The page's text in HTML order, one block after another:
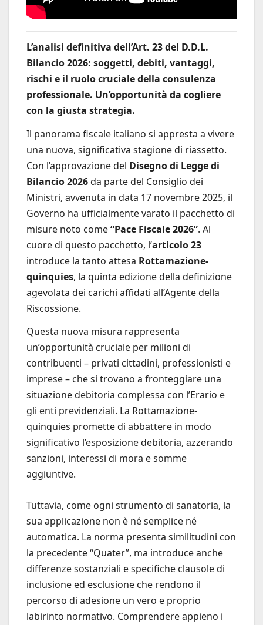
L’analisi definitiva dell’Art. 23 del D.D.L.
Bilancio 2026: soggetti, debiti, vantaggi,
rischi e il ruolo cruciale della consulenza
professionale. Un’opportunità da cogliere
con la giusta strategia.
Il panorama fiscale italiano si appresta a vivere
una nuova, significativa stagione di riassetto.
Con l’approvazione del Disegno di Legge di
Bilancio 2026da parte del Consiglio dei
Ministri, avvenuta in data 17 novembre 2025, il
Governo ha ufficialmente varato il pacchetto di
misure noto come“Pace Fiscale 2026”. Al
cuore di questo pacchetto, l’articolo 23
introduce la tanto attesa Rottamazione-
quinquies, la quinta edizione della definizione
agevolata dei carichi affidati all’Agente della
Riscossione.
Questa nuova misura rappresenta
un’opportunità cruciale per milioni di
contribuenti – privati cittadini, professionisti e
imprese – che si trovano a fronteggiare una
situazione debitoria complessa con l’Erario e
gli enti previdenziali. La Rottamazione-
quinquies promette di abbattere in modo
significativo l’esposizione debitoria, azzerando
sanzioni, interessi di mora e somme
aggiuntive.
Tuttavia, come ogni strumento di sanatoria, la
sua applicazione non è né semplice né
automatica. La norma presenta similitudini con
la precedente “Quater”, ma introduce anche
differenze sostanziali e specifiche clausole di
inclusione ed esclusione che rendono il
percorso di adesione un vero e proprio
labirinto normativo. Comprendere appieno i